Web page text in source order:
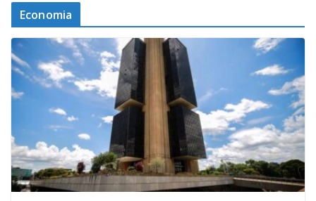
Economia